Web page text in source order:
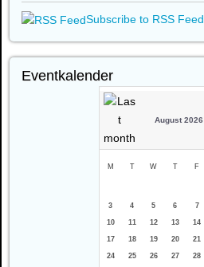
Subscribe to RSS Feed
Eventkalender
August 2026
M T W T F
3 4 5 6 7
10 11 12 13 14
17 18 19 20 21
24 25 26 27 28